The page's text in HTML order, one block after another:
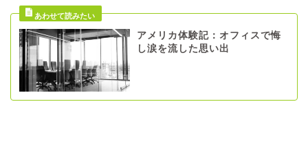
アメリカ体験記：オフィスで悔
し涙を流した思い出